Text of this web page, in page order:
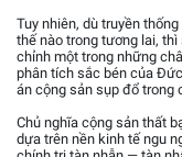
Tuy nhiên, dù truyền
thế nào trong tương lai,
chỉnh một trong những
phân tích sắc bén của
án cộng sản sụp đổ trong
Chủ nghĩa cộng sản thất
dựa trên nền kinh tế ngu